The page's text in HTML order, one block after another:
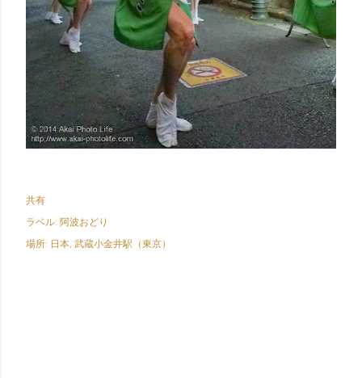
共有
ラベル: 阿波おどり
場所: 日本, 武蔵小金井駅（東京）